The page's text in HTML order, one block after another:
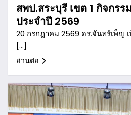
สพป.สระบุรี เขต 1 กิจกร
ประจำปี 2569
20 กรกฎาคม 2569 ดร.จันทร์เพ็ญ
[…]
อ่านต่อ